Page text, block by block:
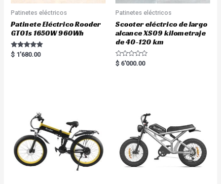
Patinetes eléctricos
Patinete Eléctrico Rooder
GT01s 1650W 960Wh
Rated
5.00
$ 1'680.00
Patinetes eléctricos
Scooter eléctrico de largo
alcance XS09 kilometraje
de 40-120 km
R
a
$ 6'000.00